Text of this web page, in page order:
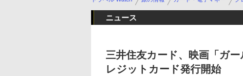
ニュース
三井住友カード、映画「ガ
レジットカード発行開始